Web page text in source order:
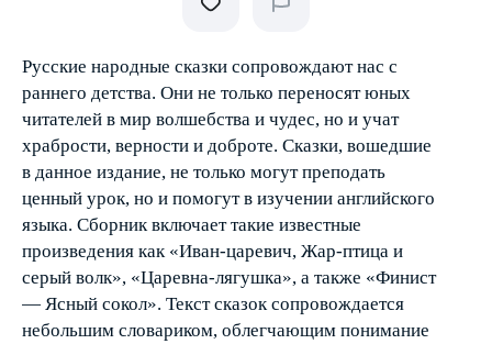
Русские народные сказки сопровождают нас с
раннего детства. Они не только переносят юных
читателей в мир волшебства и чудес, но и учат
храбрости, верности и доброте. Сказки, вошедшие
в данное издание, не только могут преподать
ценный урок, но и помогут в изучении английского
языка. Сборник включает такие известные
произведения как «Иван-царевич, Жар-птица и
серый волк», «Царевна-лягушка», а также «Финист
— Ясный сокол». Текст сказок сопровождается
небольшим словариком, облегчающим понимание